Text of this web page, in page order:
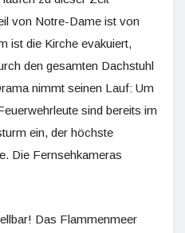
von Notre-Dame ist von
ist die Kirche evakuiert,
den gesamten Dachstuhl
nimmt seinen Lauf: Um
sind bereits im
ein, der höchste
Die Fernsehkameras
Das Flammenmeer